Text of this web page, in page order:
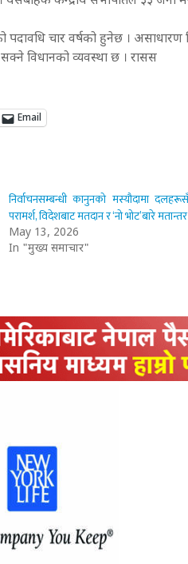
पदावधि चार वर्षको हुनेछ ।
विधानको व्यवस्था छ । रासस
Email
निर्वाचनसम्बन्धी कानुनको मस्यौदामा
परामर्श, विदेशबाट मतदान र ‘नो भोट’बारे मतान्तर
May 13, 2026
In "मुख्य समाचार"